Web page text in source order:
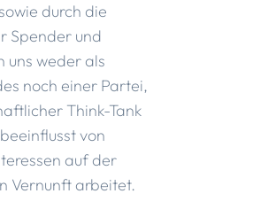
durch die
Spender und
uns weder als
noch einer Partei,
Think-Tank
von
auf der
Vernunft arbeitet.